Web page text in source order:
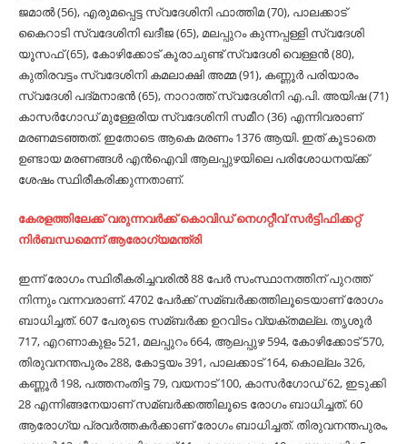
ജമാല്‍ (56), എരുമപ്പെട്ട സ്വദേശിനി ഫാത്തിമ (70), പാലക്കാട്
കൈറാടി സ്വദേശിനി ഖദീജ (65), മലപ്പുറം കുന്നപ്പള്ളി സ്വദേശി
യൂസഫ് (65), കോഴിക്കോട് കൂരാചുണ്ട് സ്വദേശി വെള്ളന്‍ (80),
കുതിരവട്ടം സ്വദേശിനി കമലാക്ഷി അമ്മ (91), കണ്ണൂര്‍ പരിയാരം
സ്വദേശി പദ്മനാഭന്‍ (65), നാറാത്ത് സ്വദേശിനി എ.പി. അയിഷ (71)
കാസര്‍ഗോഡ് മുള്ളേരിയ സ്വദേശിനി സമീറ (36) എന്നിവരാണ്
മരണമടഞ്ഞത്. ഇതോടെ ആകെ മരണം 1376 ആയി. ഇത് കൂടാതെ
ഉണ്ടായ മരണങ്ങള്‍ എന്‍ഐവി ആലപ്പുഴയിലെ പരിശോധനയ്ക്ക്
ശേഷം സ്ഥിരീകരിക്കുന്നതാണ്.
കേരളത്തിലേക്ക് വരുന്നവർക്ക് കൊവിഡ് നെഗറ്റീവ് സർട്ടിഫിക്കറ്റ്
നിർബന്ധമെന്ന് ആരോഗ്യമന്ത്രി
ഇന്ന് രോഗം സ്ഥിരീകരിച്ചവരില്‍ 88 പേര്‍ സംസ്ഥാനത്തിന് പുറത്ത്
നിന്നും വന്നവരാണ്. 4702 പേര്‍ക്ക് സമ്ബര്‍ക്കത്തിലൂടെയാണ് രോഗം
ബാധിച്ചത്. 607 പേരുടെ സമ്ബര്‍ക്ക ഉറവിടം വ്യക്തമല്ല. തൃശൂര്‍
717, എറണാകുളം 521, മലപ്പുറം 664, ആലപ്പുഴ 594, കോഴിക്കോട് 570,
തിരുവനന്തപുരം 288, കോട്ടയം 391, പാലക്കാട് 164, കൊല്ലം 326,
കണ്ണൂര്‍ 198, പത്തനംതിട്ട 79, വയനാട് 100, കാസര്‍ഗോഡ് 62, ഇടുക്കി
28 എന്നിങ്ങനേയാണ് സമ്ബര്‍ക്കത്തിലൂടെ രോഗം ബാധിച്ചത്. 60
ആരോഗ്യ പ്രവര്‍ത്തകര്‍ക്കാണ് രോഗം ബാധിച്ചത്. തിരുവനന്തപുരം,